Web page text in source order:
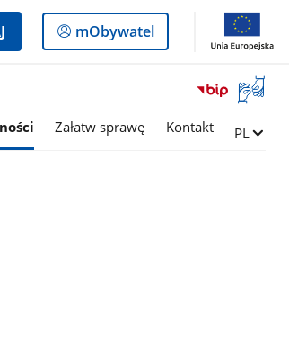
Logowanie
do
mObywatel
Otwórz
okno
Załatw sprawę Kontakt Zmień
PL